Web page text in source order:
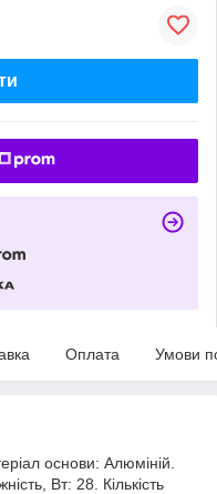
Оплата Умови
основи: Алюміній.
Вт: 28. Кількість